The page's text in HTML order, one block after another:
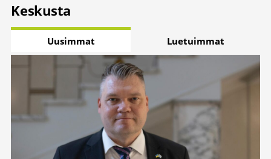
Keskusta
Uusimmat Luetuimmat